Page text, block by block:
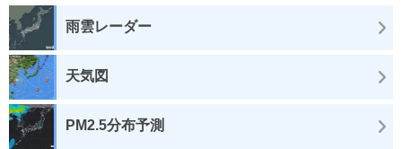
雨雲レーダー
天気図
PM2.5分布予測